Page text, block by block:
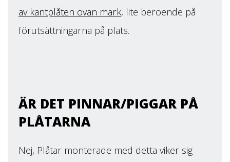
av kantplåten ovan mark, lite beroende på
förutsättningarna på plats.
ÄR DET PINNAR/PIGGAR PÅ
PLÅTARNA
Nej, Plåtar monterade med detta viker sig